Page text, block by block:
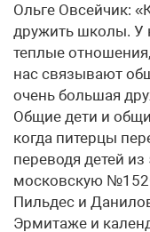
Ольге Овсейчик:
дружить школы. У
теплые
нас связывают
очень большая
Общие дети и
когда питерцы
переводя детей
московскую
Пильдес и
Эрмитаже и